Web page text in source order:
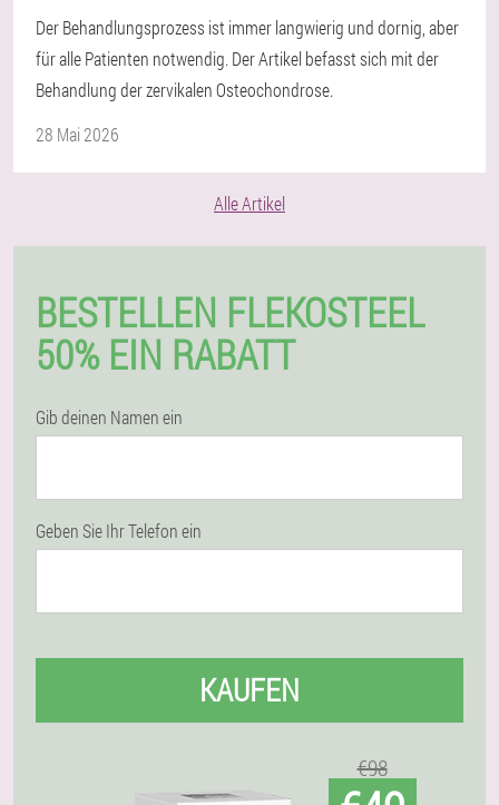
Der Behandlungsprozess ist immer langwierig und dornig, aber
für alle Patienten notwendig. Der Artikel befasst sich mit der
Behandlung der zervikalen Osteochondrose.
28 Mai 2026
Alle Artikel
BESTELLEN FLEKOSTEEL
50% EIN RABATT
Gib deinen Namen ein
Geben Sie Ihr Telefon ein
KAUFEN
€98